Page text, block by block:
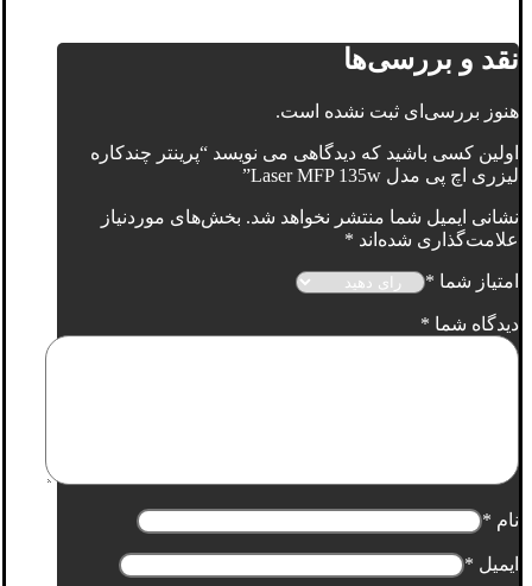
نقد و بررسی‌ها
هنوز بررسی‌ای ثبت نشده است.
اولین کسی باشید که دیدگاهی می نویسد “پرینتر چندکاره
لیزری اچ پی مدل Laser MFP 135w”
نشانی ایمیل شما منتشر نخواهد شد. بخش‌های موردنیاز
علامت‌گذاری شده‌اند *
امتیاز شما *
دیدگاه شما *
نام *
ایمیل *